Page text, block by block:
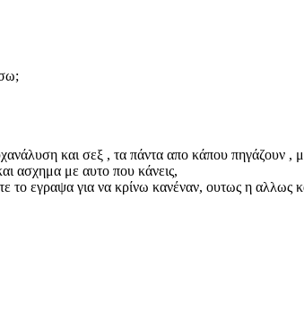
και σεξ , τα πάντα απο κάπου πηγάζουν ,
ασχημα με αυτο που κάνεις,
το εγραψα για να κρίνω κανέναν, ουτως η